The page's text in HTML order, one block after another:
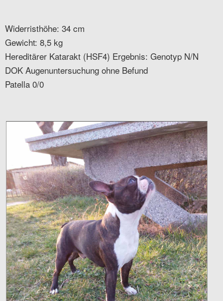
Widerristhöhe: 34 cm
Gewicht: 8,5 kg
Hereditärer Katarakt (HSF4) Ergebnis: Genotyp N/N
DOK Augenuntersuchung ohne Befund
Patella 0/0